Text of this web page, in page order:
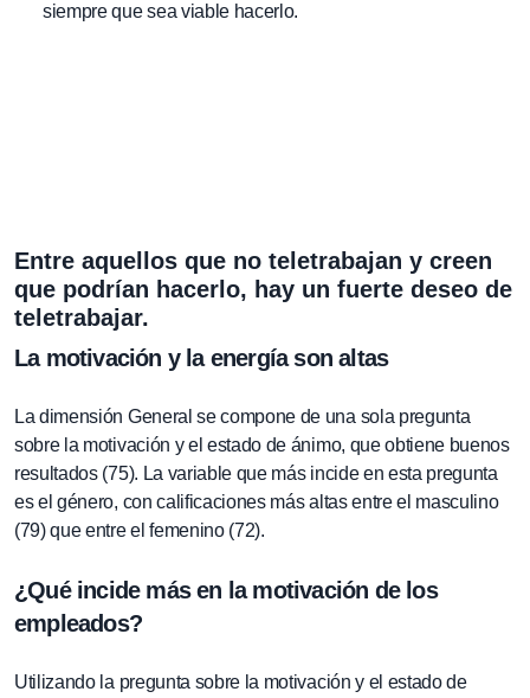
siempre que sea viable hacerlo.
Entre aquellos que no teletrabajan y creen
que podrían hacerlo, hay un fuerte deseo de
teletrabajar.
La motivación y la energía son altas
La dimensión General se compone de una sola pregunta
sobre la motivación y el estado de ánimo, que obtiene buenos
resultados (75). La variable que más incide en esta pregunta
es el género, con calificaciones más altas entre el masculino
(79) que entre el femenino (72).
¿Qué incide más en la motivación de los
empleados?
Utilizando la pregunta sobre la motivación y el estado de